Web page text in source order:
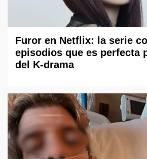
Furor en Netflix: la serie
episodios que es perfecta
del K-drama